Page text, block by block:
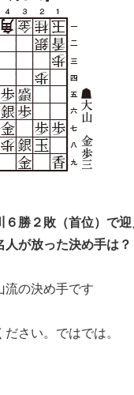
勝２敗（首位）で迎
人が放った決め手は？
流の決め手です
さい。ではでは。